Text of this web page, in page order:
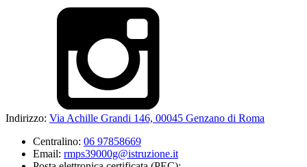
Indirizzo: Via Achille Grandi 146, 00045 Genzano di Roma
Centralino: 06 97858669
Email: rmps39000g@istruzione.it